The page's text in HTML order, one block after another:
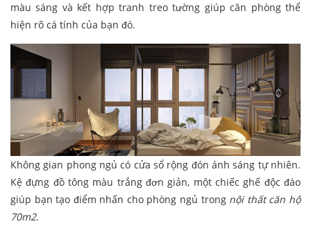
màu sáng và kết hợp tranh treo tường giúp căn phòng thể
hiện rõ cá tính của bạn đó.
Không gian phong ngủ có cửa sổ rộng đón ánh sáng tự nhiên.
Kệ đựng đồ tông màu trắng đơn giản, một chiếc ghế độc đáo
giúp bạn tạo điểm nhấn cho phòng ngủ trong nội thất căn hộ
70m2.